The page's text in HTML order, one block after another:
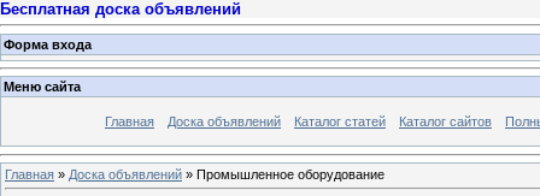
Бесплатная доска объявлений
Форма входа
Меню сайта
Главная Доска объявлений Каталог статей Каталог сайтов
Главная » Доска объявлений » Промышленное оборудование